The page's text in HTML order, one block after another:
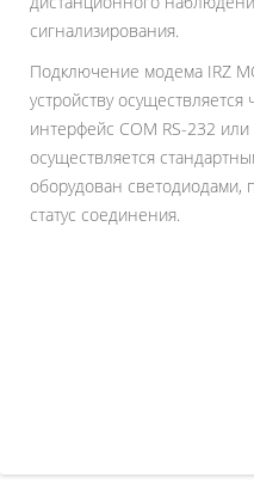
сигнализирования.
Подключение модема IRZ
устройству
интерфейс COM RS-232
осуществляется
оборудован
статус соединения.